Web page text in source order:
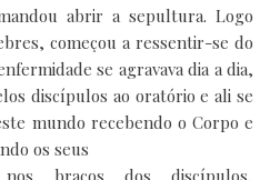
abrir a sepultura. Logo
começou a ressentir-se do
se agravava dia a dia,
discípulos ao oratório e ali se
mundo recebendo o Corpo e
os seus
nos braços dos discípulos,